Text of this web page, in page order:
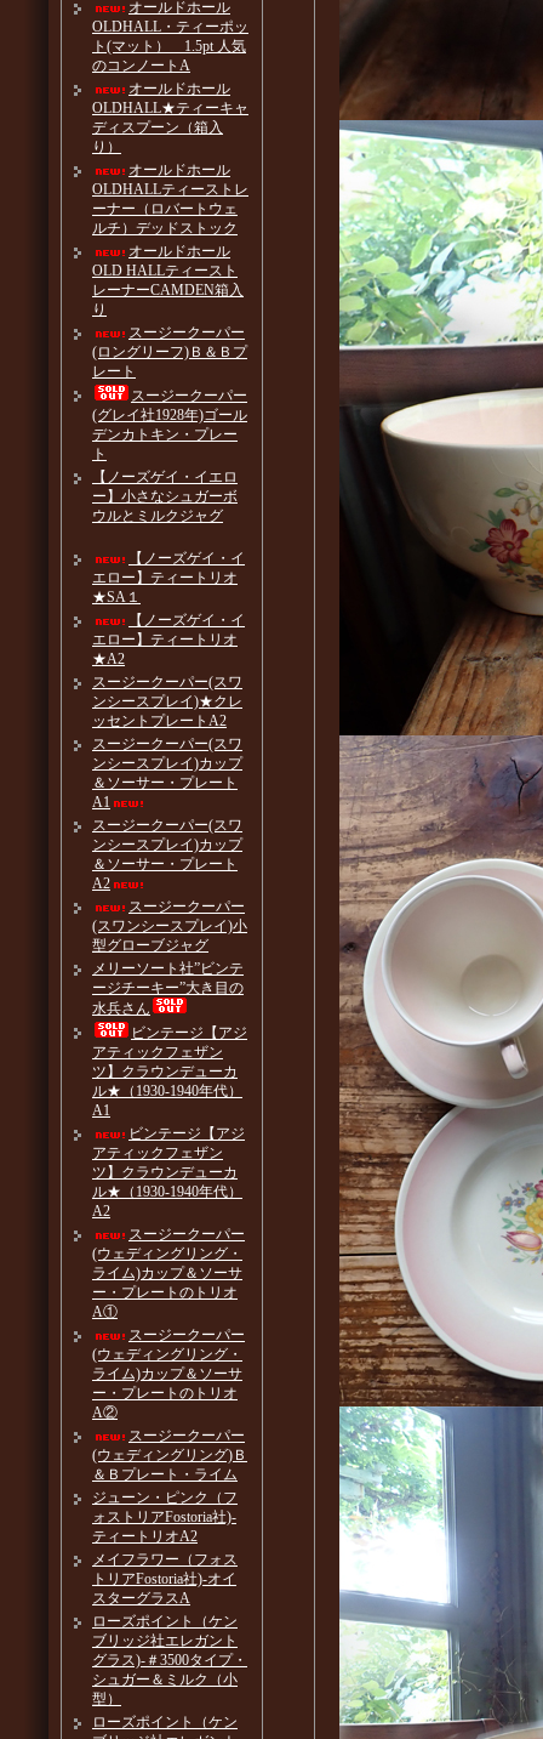
オールドホール
OLDHALL・ティーポッ
ト(マット） 1.5pt 人気
のコンノートA
オールドホール
OLDHALL★ティーキャ
ディスプーン（箱入
り）
オールドホール
OLDHALLティーストレ
ーナー（ロバートウェ
ルチ）デッドストック
オールドホール
OLD HALLティースト
レーナーCAMDEN箱入
り
スージークーパー
(ロングリーフ)Ｂ＆Ｂプ
レート
スージークーパー
(グレイ社1928年)ゴール
デンカトキン・プレー
ト
【ノーズゲイ・イエロ
ー】小さなシュガーボ
ウルとミルクジャグ
【ノーズゲイ・イ
エロー】ティートリオ
★SA１
【ノーズゲイ・イ
エロー】ティートリオ
★A2
スージークーパー(スワ
ンシースプレイ)★クレ
ッセントプレートA2
スージークーパー(スワ
ンシースプレイ)カップ
＆ソーサー・プレート
A1
スージークーパー(スワ
ンシースプレイ)カップ
＆ソーサー・プレート
A2
スージークーパー
(スワンシースプレイ)小
型グローブジャグ
メリーソート社”ビンテ
ージチーキー”大き目の
水兵さん
ビンテージ【アジ
アティックフェザン
ツ】クラウンデューカ
ル★（1930-1940年代）
A1
ビンテージ【アジ
アティックフェザン
ツ】クラウンデューカ
ル★（1930-1940年代）
A2
スージークーパー
(ウェディングリング・
ライム)カップ＆ソーサ
ー・プレートのトリオ
A①
スージークーパー
(ウェディングリング・
ライム)カップ＆ソーサ
ー・プレートのトリオ
A②
スージークーパー
(ウェディングリング)Ｂ
＆Ｂプレート・ライム
ジューン・ピンク（フ
ォストリアFostoria社)-
ティートリオA2
メイフラワー（フォス
トリアFostoria社)-オイ
スターグラスA
ローズポイント（ケン
ブリッジ社エレガント
グラス)-＃3500タイプ・
シュガー＆ミルク（小
型）
ローズポイント（ケン